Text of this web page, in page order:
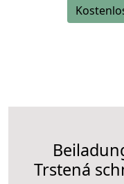
Trstená